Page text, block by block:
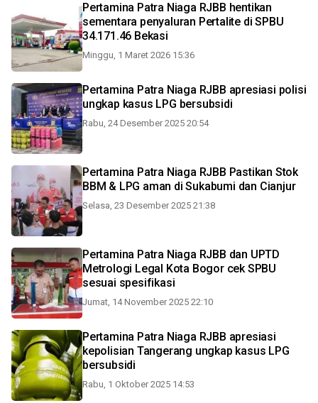
Pertamina Patra Niaga RJBB hentikan
sementara penyaluran Pertalite di SPBU
34.171.46 Bekasi
Minggu, 1 Maret 2026 15:36
Pertamina Patra Niaga RJBB apresiasi polisi
ungkap kasus LPG bersubsidi
Rabu, 24 Desember 2025 20:54
Pertamina Patra Niaga RJBB Pastikan Stok
BBM & LPG aman di Sukabumi dan Cianjur
Selasa, 23 Desember 2025 21:38
Pertamina Patra Niaga RJBB dan UPTD
Metrologi Legal Kota Bogor cek SPBU
sesuai spesifikasi
Jumat, 14 November 2025 22:10
Pertamina Patra Niaga RJBB apresiasi
kepolisian Tangerang ungkap kasus LPG
bersubsidi
Rabu, 1 Oktober 2025 14:53